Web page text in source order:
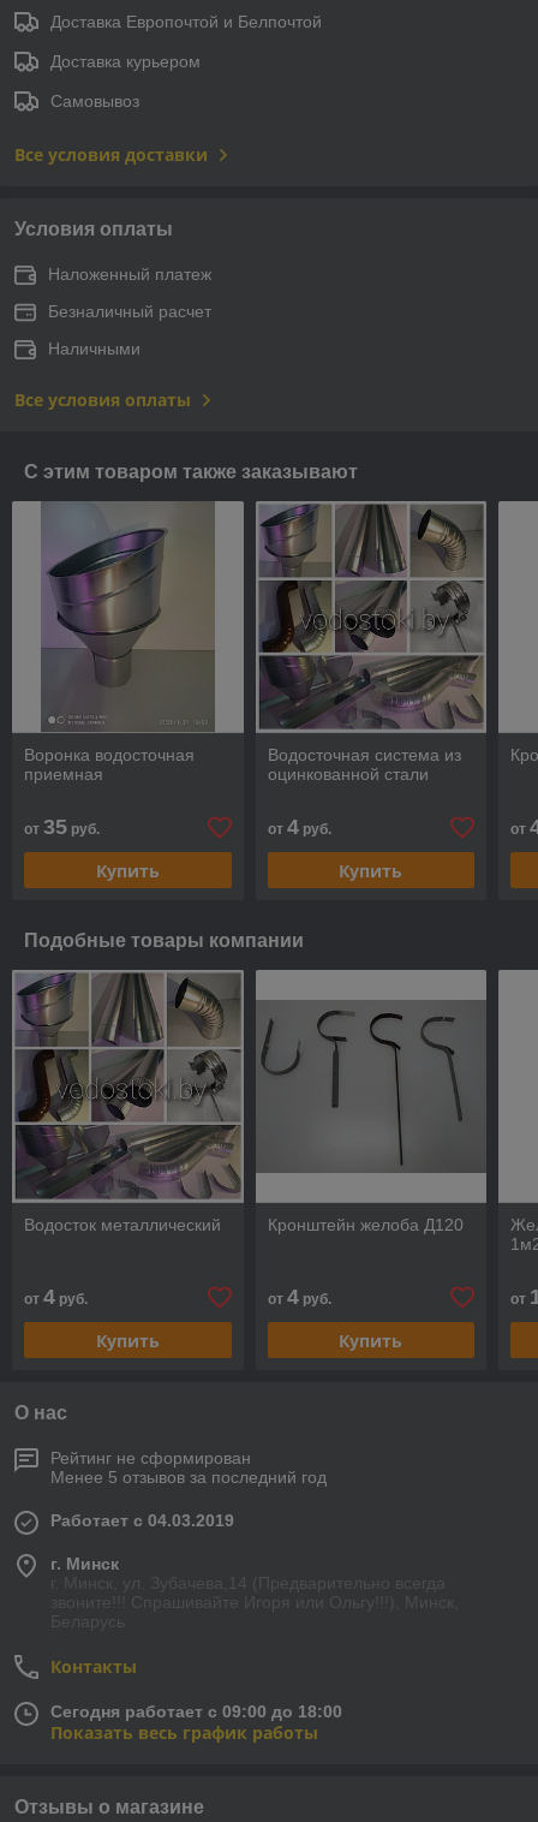
Доставка Европочтой и Белпочтой
Доставка курьером
Самовывоз
Все условия доставки
Условия оплаты
Наложенный платеж
Безналичный расчет
Наличными
Все условия оплаты
С этим товаром также заказывают
Воронка водосточная
приемная
от 35 руб.
Купить
Водосточная система из
оцинкованной стали
от 4руб.
Купить
от
Подобные товары компании
Водосток металлический
от 4 руб.
Купить
Кронштейн желоба Д120
от 4руб.
Купить
от
О нас
Рейтинг не сформирован
Менее 5 отзывов за последний год
Работает с 04.03.2019
г. Минск
г. Минск, ул. Зубачева,14 (Предварительно всегда
звоните!!! Спрашивайте Игоря или Ольгу!!!), Минск,
Беларусь
Контакты
Сегодня работает с 09:00 до 18:00
Показать весь график работы
Отзывы о магазине